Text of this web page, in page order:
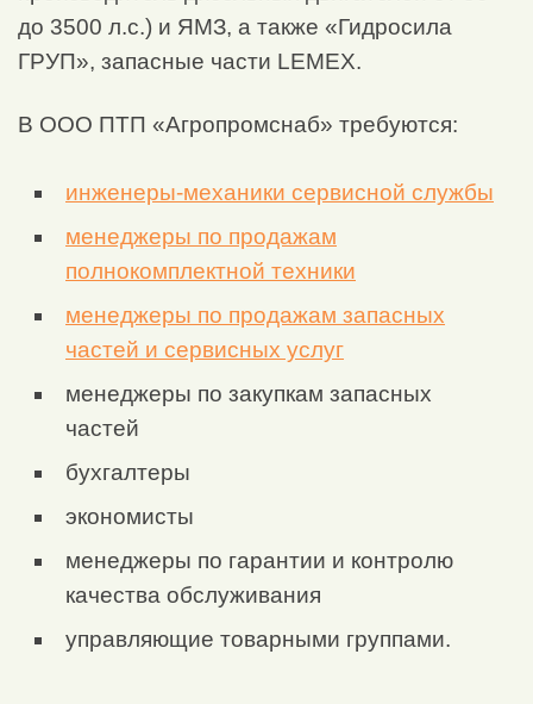
до 3500 л.с.) и ЯМЗ, а также «Гидросила
ГРУП», запасные части LEMEX.
В ООО ПТП «Агропромснаб» требуются:
инженеры-механики сервисной службы
менеджеры по продажам
полнокомплектной техники
менеджеры по продажам запасных
частей и сервисных услуг
менеджеры по закупкам запасных
частей
бухгалтеры
экономисты
менеджеры по гарантии и контролю
качества обслуживания
управляющие товарными группами.